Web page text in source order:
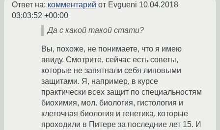
Ответ на: комментарий от Evgueni 10.04.2018
03:03:52 +00:00
Да с какой такой стати?
Вы, похоже, не понимаете, что я имею
ввиду. Смотрите, сейчас есть советы,
которые не запятнали себя липовыми
защитами. Я, например, в курсе
практически всех защит по специальностям
биохимия, мол. биология, гистология и
клеточная биология и генетика, которые
проходили в Питере за последние лет 15. И